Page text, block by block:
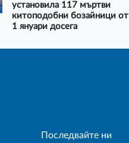
установила 117 мъртви
китоподобни бозайници от
1 януари досега
Последвайте ни